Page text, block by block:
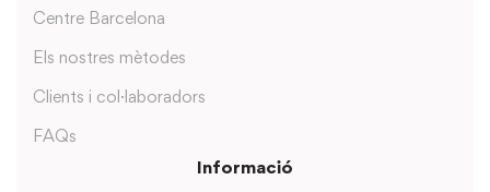
Centre Barcelona
Els nostres mètodes
Clients i col·laboradors
FAQs
Informació